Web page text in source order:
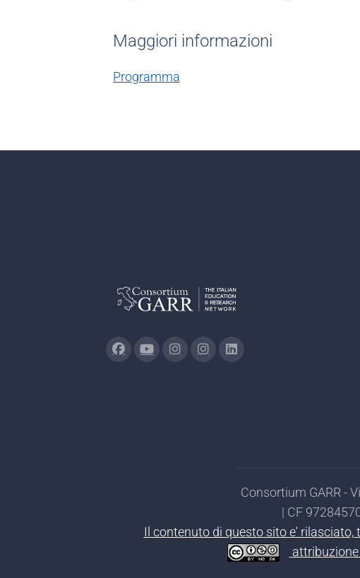
Maggiori informazioni
Programma
Consortium GARR -
| CF
Il contenuto di questo sito e'
attribuzione